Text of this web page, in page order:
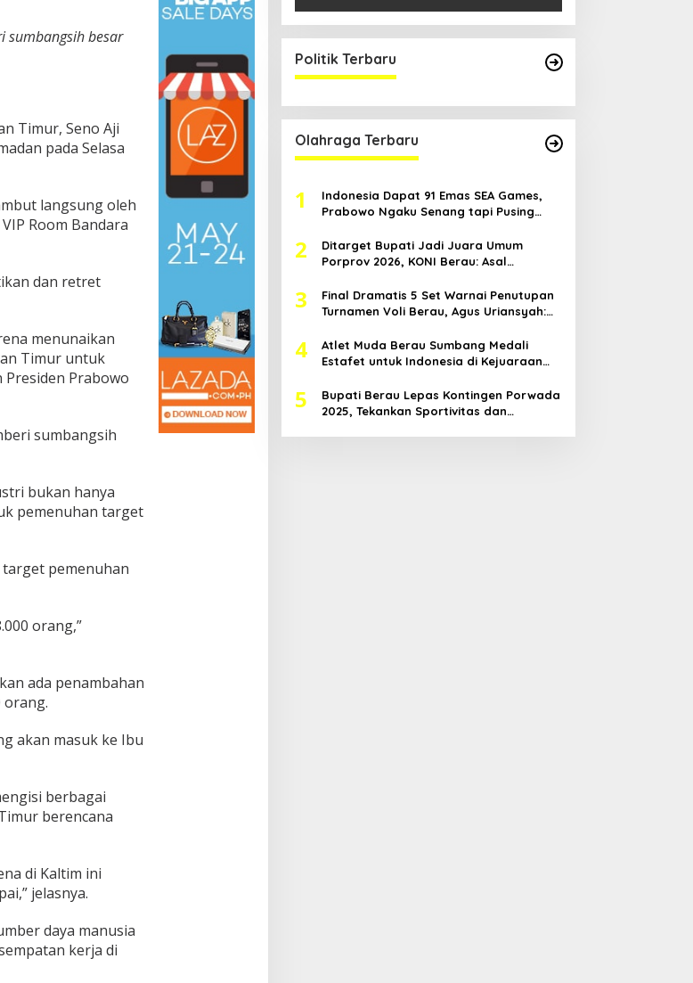
sumbangsih besar
Timur, Seno Aji
pada Selasa
langsung oleh
Room Bandara
dan retret
menunaikan
Timur untuk
Presiden Prabowo
sumbangsih
bukan hanya
pemenuhan target
pemenuhan
orang,”
ada penambahan
orang.
akan masuk ke Ibu
berbagai
berencana
di Kaltim ini
jelasnya.
daya manusia
kerja di
Politik Terbaru
Olahraga Terbaru
1
Indonesia Dapat 91 Emas SEA Games,
Prabowo Ngaku Senang tapi Pusing
2
Ditarget Bupati Jadi Juara Umum
Porprov 2026, KONI Berau: Asal
3
Final Dramatis 5 Set Warnai Penutupan
Turnamen Voli Berau, Agus Uriansyah:
4
Atlet Muda Berau Sumbang Medali
Estafet untuk Indonesia di Kejuaraan
5
Bupati Berau Lepas Kontingen Porwada
2025, Tekankan Sportivitas dan